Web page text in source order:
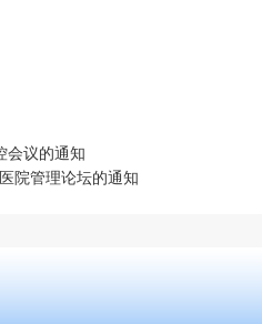
会议的通知
院管理论坛的通知